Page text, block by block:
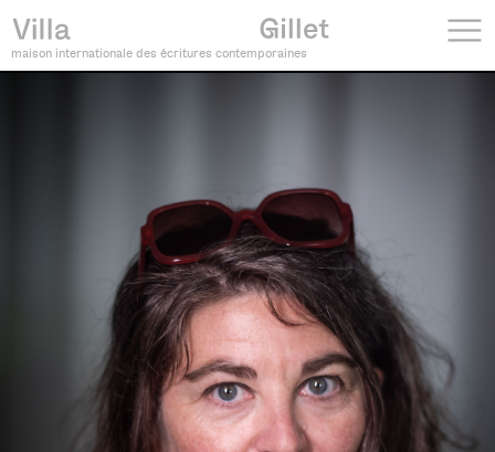
maison internationale des écritures contemporaines